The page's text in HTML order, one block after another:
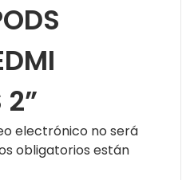
2”
electrónico no será
obligatorios están